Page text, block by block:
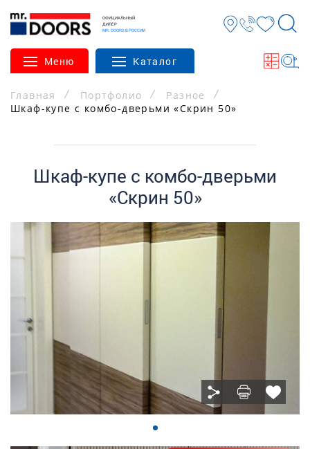
ОФИЦИАЛЬНЫЙ
ДИЛЕР
MR. DOORS В РОССИИ
Меню Каталог
Главная Портфолио
Разное
Шкаф-купе с комбо-дверьми «Скрин 50»
Шкаф-купе с комбо-дверьми
«Скрин 50»